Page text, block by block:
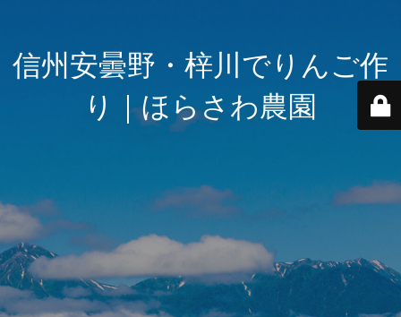
信州安曇野・梓川でりんご作
り｜ほらさわ農園